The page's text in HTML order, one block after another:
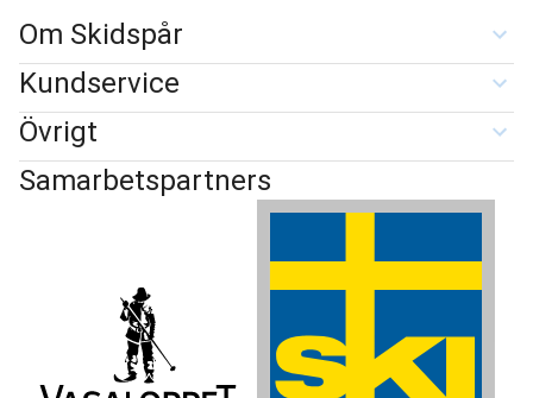
Om Skidspår
Kundservice
Övrigt
Samarbetspartners